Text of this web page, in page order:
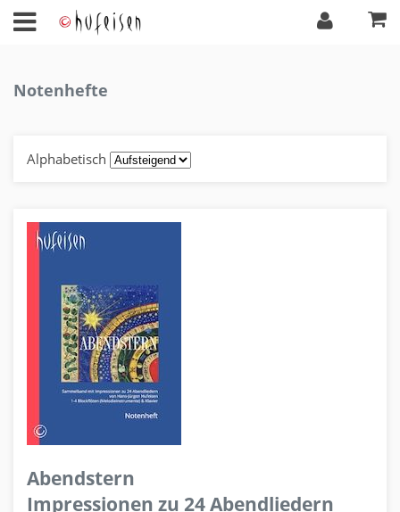
Notenhefte
Alphabetisch
Abendstern
Impressionen zu 24 Abendliedern